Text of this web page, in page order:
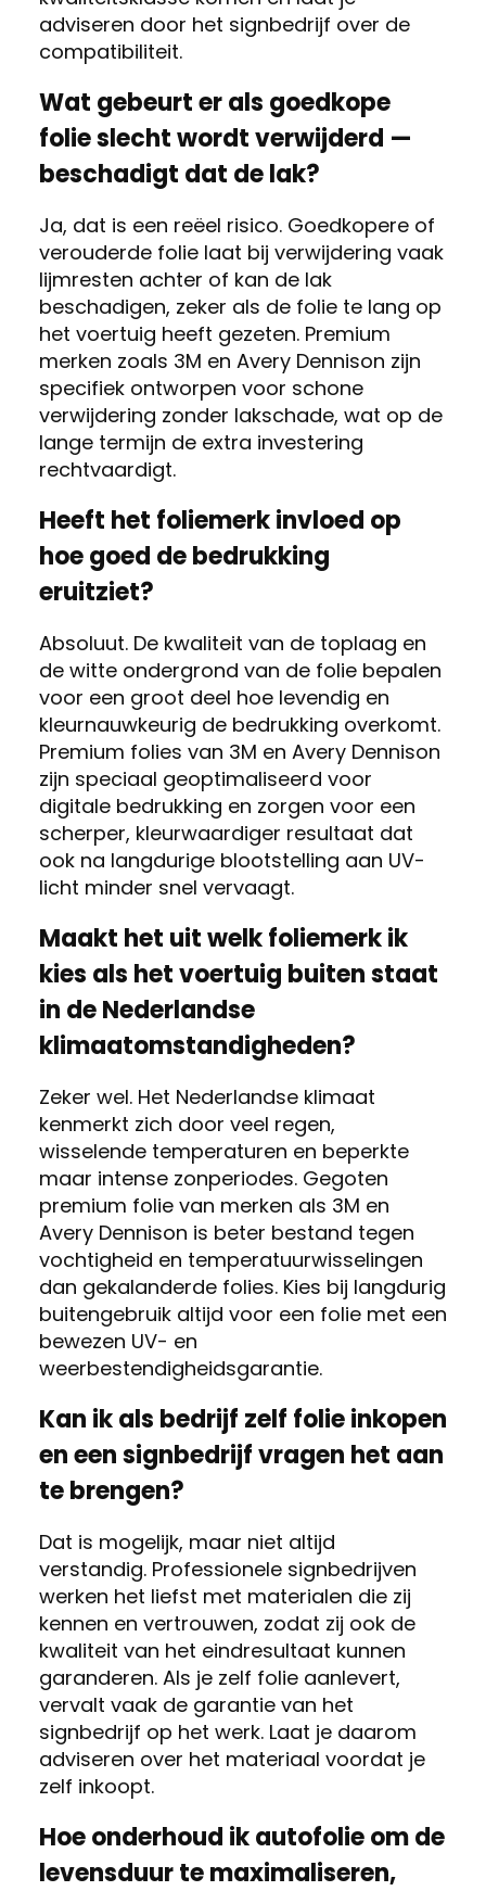
adviseren door het signbedrijf over de
compatibiliteit.
Wat gebeurt er als goedkope
folie slecht wordt verwijderd —
beschadigt dat de lak?
Ja, dat is een reëel risico. Goedkopere of
verouderde folie laat bij verwijdering vaak
lijmresten achter of kan de lak
beschadigen, zeker als de folie te lang op
het voertuig heeft gezeten. Premium
merken zoals 3M en Avery Dennison zijn
specifiek ontworpen voor schone
verwijdering zonder lakschade, wat op de
lange termijn de extra investering
rechtvaardigt.
Heeft het foliemerk invloed op
hoe goed de bedrukking
eruitziet?
Absoluut. De kwaliteit van de toplaag en
de witte ondergrond van de folie bepalen
voor een groot deel hoe levendig en
kleurnauwkeurig de bedrukking overkomt.
Premium folies van 3M en Avery Dennison
zijn speciaal geoptimaliseerd voor
digitale bedrukking en zorgen voor een
scherper, kleurwaardiger resultaat dat
ook na langdurige blootstelling aan UV-
licht minder snel vervaagt.
Maakt het uit welk foliemerk ik
kies als het voertuig buiten staat
in de Nederlandse
klimaatomstandigheden?
Zeker wel. Het Nederlandse klimaat
kenmerkt zich door veel regen,
wisselende temperaturen en beperkte
maar intense zonperiodes. Gegoten
premium folie van merken als 3M en
Avery Dennison is beter bestand tegen
vochtigheid en temperatuurwisselingen
dan gekalanderde folies. Kies bij langdurig
buitengebruik altijd voor een folie met een
bewezen UV- en
weerbestendigheidsgarantie.
Kan ik als bedrijf zelf folie inkopen
en een signbedrijf vragen het aan
te brengen?
Dat is mogelijk, maar niet altijd
verstandig. Professionele signbedrijven
werken het liefst met materialen die zij
kennen en vertrouwen, zodat zij ook de
kwaliteit van het eindresultaat kunnen
garanderen. Als je zelf folie aanlevert,
vervalt vaak de garantie van het
signbedrijf op het werk. Laat je daarom
adviseren over het materiaal voordat je
zelf inkoopt.
Hoe onderhoud ik autofolie om de
levensduur te maximaliseren,